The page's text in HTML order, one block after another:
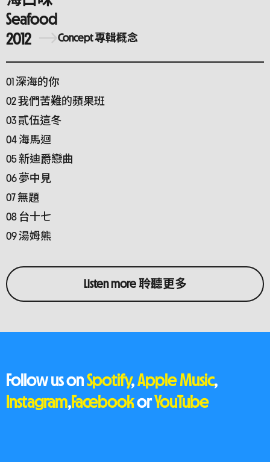
Seafood
2012
Concept 專輯概念
01 深海的你
02 我們苦難的蘋果班
03 貳伍這冬
04 海馬迴
05 新迪爵戀曲
06 夢中見
07 無題
08 台十七
09 湯姆熊
Listen more 聆聽更多
Follow us onSpotify,Apple Music,
Instagram,FacebookorYouTube